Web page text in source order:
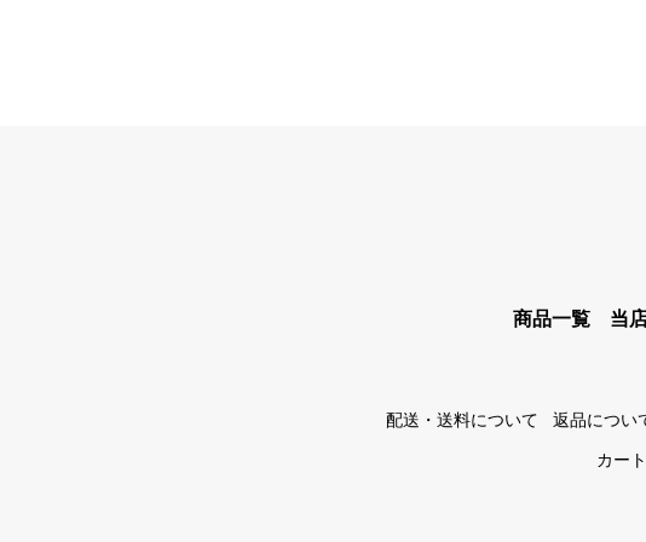
商品一覧 当
配送・送料について 返品につい
カー